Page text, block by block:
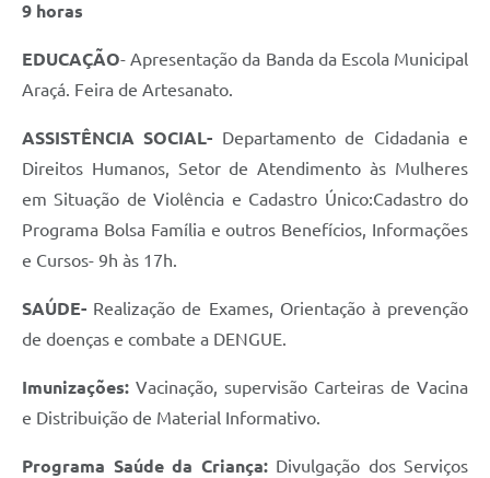
9 horas
EDUCAÇÃO- Apresentação da Banda da Escola Municipal
Araçá. Feira de Artesanato.
ASSISTÊNCIA SOCIAL- Departamento de Cidadania e
Direitos Humanos, Setor de Atendimento às Mulheres
em Situação de Violência e Cadastro Único:Cadastro do
Programa Bolsa Família e outros Benefícios, Informações
e Cursos- 9h às 17h.
SAÚDE- Realização de Exames, Orientação à prevenção
de doenças e combate a DENGUE.
Imunizações: Vacinação, supervisão Carteiras de Vacina
e Distribuição de Material Informativo.
Programa Saúde da Criança: Divulgação dos Serviços